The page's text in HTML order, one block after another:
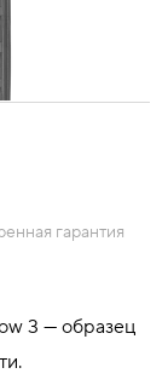
гарантия
3 — образец